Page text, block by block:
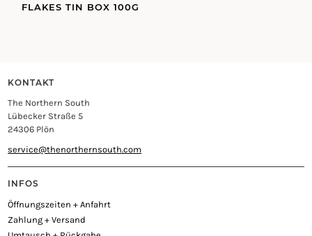
FLAKES TIN BOX 100G
KONTAKT
The Northern South
Lübecker Straße 5
24306 Plön
service@thenorthernsouth.com
INFOS
Öffnungszeiten + Anfahrt
Zahlung + Versand